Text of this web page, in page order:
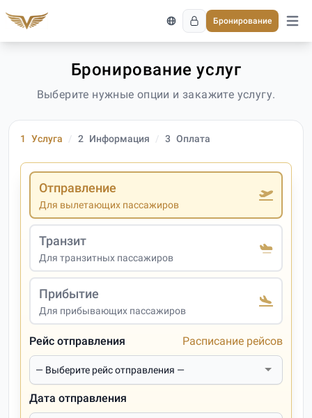
Бронирование
Бронирование услуг
Выберите нужные опции и закажите услугу.
1 Услуга 2 Информация 3 Оплата
Отправление
Для вылетающих пассажиров
Транзит
Для транзитных пассажиров
Прибытие
Для прибывающих пассажиров
Рейс отправления Расписание рейсов
Дата отправления